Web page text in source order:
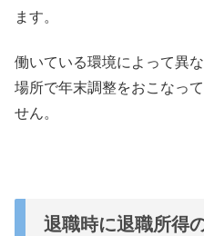
ます。
働いている環境によって異な
場所で年末調整をおこなっ
せん。
退職時に退職所得